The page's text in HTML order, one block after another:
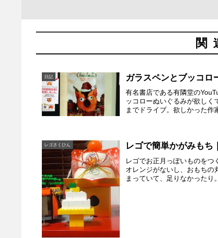
関
日記 ガラスペンとブッコロ
有名書店である有隣堂の
ッコローぬいぐるみが欲し
までドライブ。欲しかった
レゴさくひん レゴで簡単かがみもち
レゴでお正月っぽいものを
オレンジがないし、おもちの
まっていて、足りなかった